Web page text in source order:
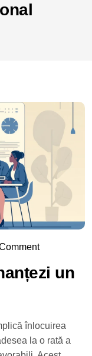
un
înlocuirea
la o rată a